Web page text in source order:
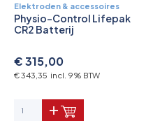
Elektroden & accessoires
Physio-Control Lifepak
CR2 Batterij
€ 315,00
€ 343,35 incl. 9% BTW